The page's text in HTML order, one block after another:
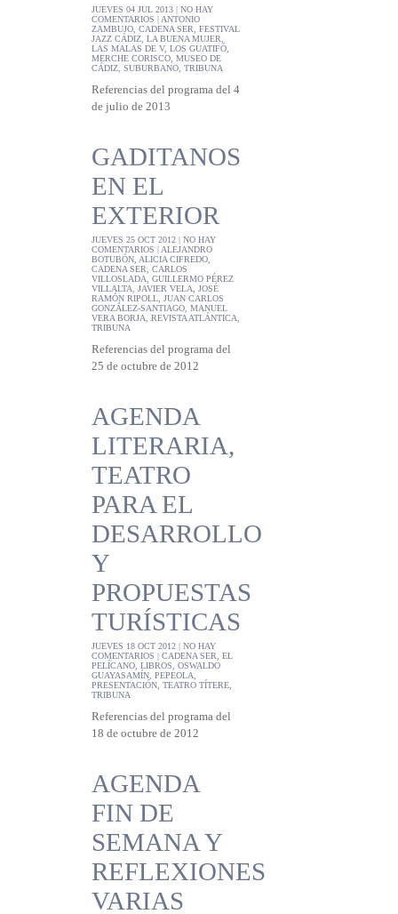
JUEVES 04 JUL 2013 | NO HAY
COMENTARIOS | ANTONIO
ZAMBUJO CADENA SER
FESTIVAL
JAZZ CÁDIZ LA BUENA MUJER
LAS MALAS DE V, LOS GUATIFÓ
MERCHE CORISCO MUSEO DE
CÁDIZ SUBURBANO TRIBUNA
Referencias del programa del 4
de julio de 2013
GADITANOS
EN EL
EXTERIOR
JUEVES 25 OCT 2012 | NO HAY
COMENTARIOS | ALEJANDRO
BOTUBÓN ALICIA CIFREDO
CADENA SER
CARLOS
VILLOSLADA
GUILLERMO PÉREZ
VILLALTA
JAVIER VELA
JOSÉ
RAMÓN RIPOLL JUAN CARLOS
GONZÁLEZ-SANTIAGO MANUEL
VERA BORJA
REVISTA ATLÁNTICA
TRIBUNA
Referencias del programa del
25 de octubre de 2012
AGENDA
LITERARIA,
TEATRO
PARA EL
DESARROLLO
Y
PROPUESTAS
TURÍSTICAS
JUEVES 18 OCT 2012 | NO HAY
COMENTARIOS | CADENA SER
EL
PELÍCANO LIBROS
OSWALDO
GUAYASAMÍN PEPEOLA
PRESENTACIÓN TEATRO TÍTERE
TRIBUNA
Referencias del programa del
18 de octubre de 2012
AGENDA
FIN DE
SEMANA Y
REFLEXIONES
VARIAS